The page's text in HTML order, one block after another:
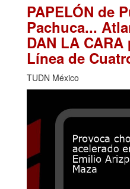
PAPELÓN de
Pachuca...
DAN LA
Línea de
TUDN México